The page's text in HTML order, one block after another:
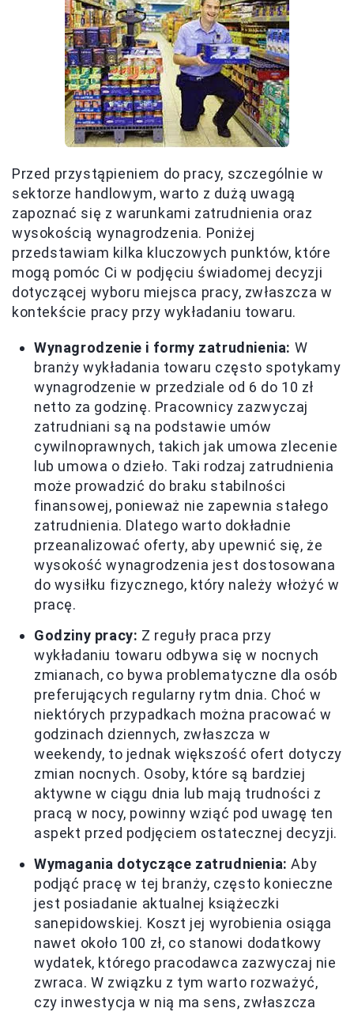
Przed przystąpieniem do pracy, szczególnie w
sektorze handlowym, warto z dużą uwagą
zapoznać się z warunkami zatrudnienia oraz
wysokością wynagrodzenia. Poniżej
przedstawiam kilka kluczowych punktów, które
mogą pomóc Ci w podjęciu świadomej decyzji
dotyczącej wyboru miejsca pracy, zwłaszcza w
kontekście pracy przy wykładaniu towaru.
Wynagrodzenie i formy zatrudnienia: W
branży wykładania towaru często spotykamy
wynagrodzenie w przedziale od 6 do 10 zł
netto za godzinę. Pracownicy zazwyczaj
zatrudniani są na podstawie umów
cywilnoprawnych, takich jak umowa zlecenie
lub umowa o dzieło. Taki rodzaj zatrudnienia
może prowadzić do braku stabilności
finansowej, ponieważ nie zapewnia stałego
zatrudnienia. Dlatego warto dokładnie
przeanalizować oferty, aby upewnić się, że
wysokość wynagrodzenia jest dostosowana
do wysiłku fizycznego, który należy włożyć w
pracę.
Godziny pracy: Z reguły praca przy
wykładaniu towaru odbywa się w nocnych
zmianach, co bywa problematyczne dla osób
preferujących regularny rytm dnia. Choć w
niektórych przypadkach można pracować w
godzinach dziennych, zwłaszcza w
weekendy, to jednak większość ofert dotyczy
zmian nocnych. Osoby, które są bardziej
aktywne w ciągu dnia lub mają trudności z
pracą w nocy, powinny wziąć pod uwagę ten
aspekt przed podjęciem ostatecznej decyzji.
Wymagania dotyczące zatrudnienia: Aby
podjąć pracę w tej branży, często konieczne
jest posiadanie aktualnej książeczki
sanepidowskiej. Koszt jej wyrobienia osiąga
nawet około 100 zł, co stanowi dodatkowy
wydatek, którego pracodawca zazwyczaj nie
zwraca. W związku z tym warto rozważyć,
czy inwestycja w nią ma sens, zwłaszcza